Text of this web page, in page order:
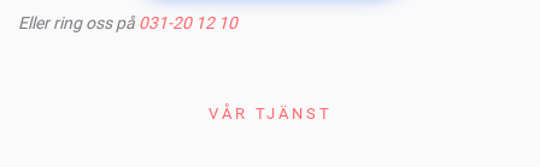
Eller ring oss på 031-20 12 10
VÅR TJÄNST